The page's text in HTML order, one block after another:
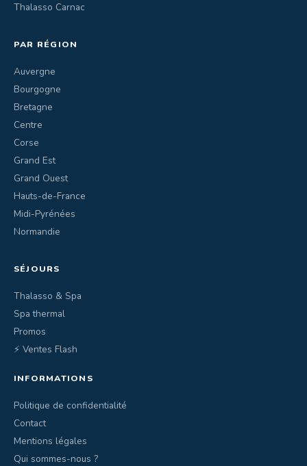
Thalasso Carnac
PAR RÉGION
Auvergne
Bourgogne
Bretagne
Centre
Corse
Grand Est
Grand Ouest
Hauts-de-France
Midi-Pyrénées
Normandie
SÉJOURS
Thalasso & Spa
Spa thermal
Promos
⚡ Ventes Flash
INFORMATIONS
Politique de confidentialité
Contact
Mentions légales
Qui sommes-nous ?